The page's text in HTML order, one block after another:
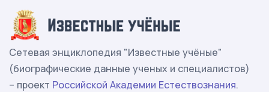
Сетевая энциклопедия "Известные учёные"
(биографические данные ученых и специалистов)
– проект Российской Академии Естествознания.